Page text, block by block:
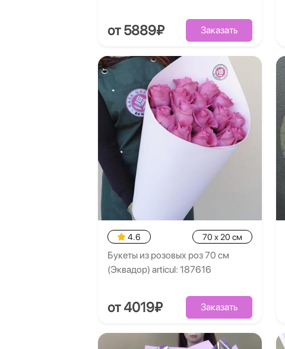
от 5889₽ Заказать
4.6 70 x 20 см
Букеты из розовых роз 70 см
(Эквадор) articul: 187616
от 4019₽ Заказать